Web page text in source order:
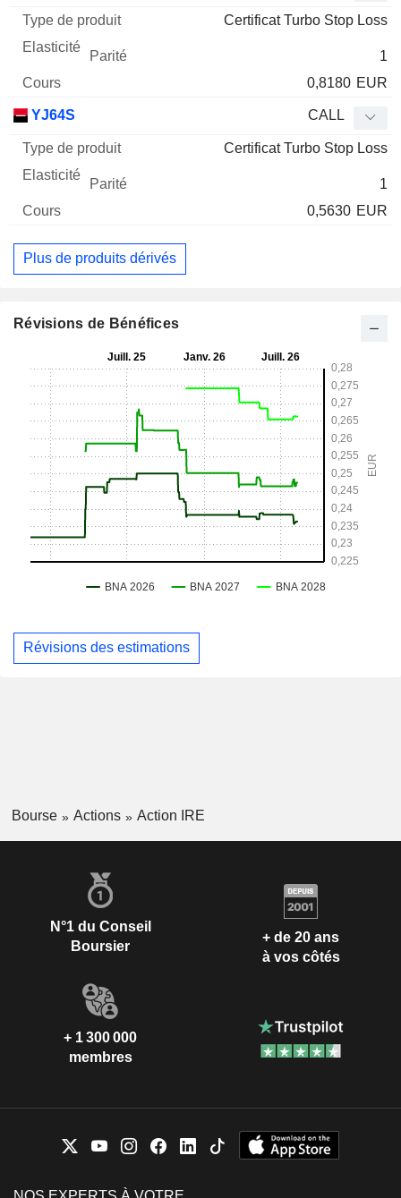
Certificat Turbo Stop Loss
1
0,8180 EUR
YJ64S CALL
Certificat Turbo Stop Loss
1
0,5630 EUR
Plus de produits dérivés
Révisions de Bénéfices
Révisions des estimations
Bourse Actions Action IRE
N°1 du Conseil
Boursier
+ de 20 ans
à vos côtés
+ 1 300 000
membres